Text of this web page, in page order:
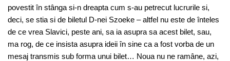
povestit în stânga si-n dreapta cum s-au petrecut lucrurile si,
deci, se stia si de biletul D-nei Szoeke – altfel nu este de înteles
de ce vrea Slavici, peste ani, sa ia asupra sa acest bilet, sau,
ma rog, de ce insista asupra ideii în sine ca a fost vorba de un
mesaj transmis sub forma unui bilet… Noua nu ne ramâne, azi,